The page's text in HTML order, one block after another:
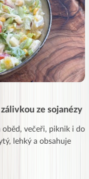
ze sojanézy
večeři, piknik i do
lehký a obsahuje